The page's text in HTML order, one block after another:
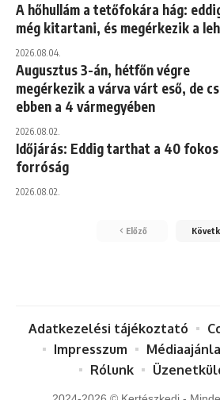
A hőhullám a tetőfokára hág:
még kitartani, és megérkezik a
2026.08.04.
Augusztus 3-án, hétfőn végre
megérkezik a várva várt eső, de
ebben a 4 vármegyében
2026.08.02.
Időjárás: Eddig tarthat a 40 fokos
forróság
2026.08.02.
Előző
Adatkezelési tájékoztató
Impresszum
Rólunk